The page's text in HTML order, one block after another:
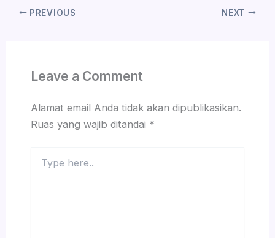
PREVIOUS NEXT
Leave a Comment
Alamat email Anda tidak akan dipublikasikan.
Ruas yang wajib ditandai *
here..